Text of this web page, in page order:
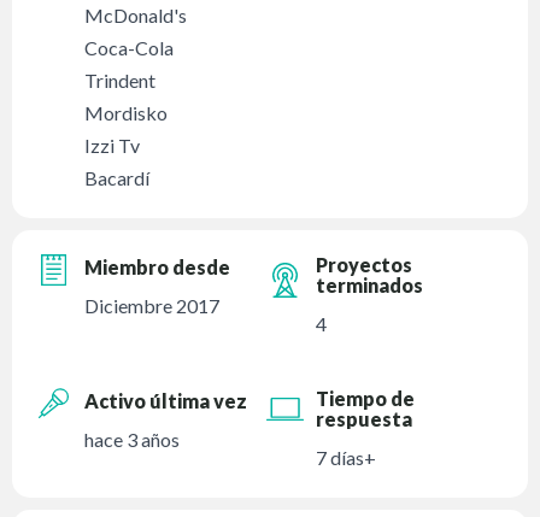
McDonald's
Coca-Cola
Trindent
Mordisko
Izzi Tv
Bacardí
Miembro desde
Diciembre 2017
Proyectos
terminados
4
Activo última vez
hace 3 años
Tiempo de
respuesta
7 días+